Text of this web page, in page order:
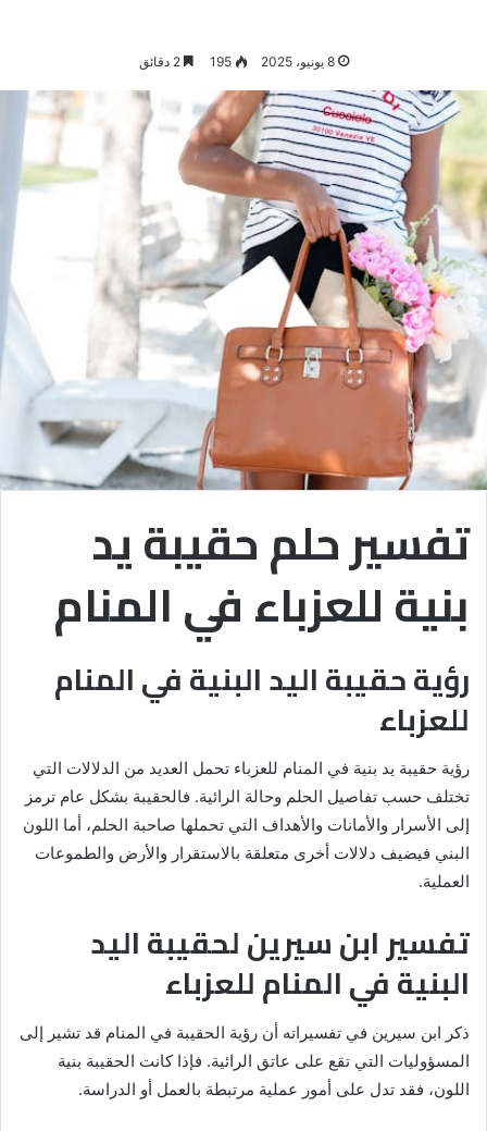
8 يونيو، 2025 195 2 دقائق
تفسير حلم حقيبة يد
بنية للعزباء في المنام
رؤية حقيبة اليد البنية في المنام
للعزباء
رؤية حقيبة يد بنية في المنام للعزباء تحمل العديد من الدلالات التي
تختلف حسب تفاصيل الحلم وحالة الرائية. فالحقيبة بشكل عام ترمز
إلى الأسرار والأمانات والأهداف التي تحملها صاحبة الحلم، أما اللون
البني فيضيف دلالات أخرى متعلقة بالاستقرار والأرض والطموعات
العملية.
تفسير ابن سيرين لحقيبة اليد
البنية في المنام للعزباء
ذكر ابن سيرين في تفسيراته أن رؤية الحقيبة في المنام قد تشير إلى
المسؤوليات التي تقع على عاتق الرائية. فإذا كانت الحقيبة بنية
اللون، فقد تدل على أمور عملية مرتبطة بالعمل أو الدراسة.